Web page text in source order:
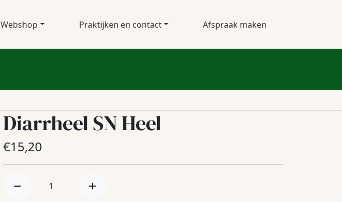
Webshop Praktijken en contact Afspraak maken
Diarrheel SN Heel
€15,20